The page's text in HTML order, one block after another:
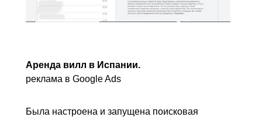
Аренда вилл в Испании.
реклама в Google Ads
Была настроена и запущена поисковая